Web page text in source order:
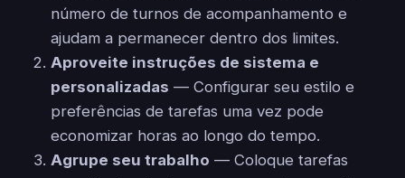
número de turnos de acompanhamento e
ajudam a permanecer dentro dos limites.
Aproveite instruções de sistema e
personalizadas — Configurar seu estilo e
preferências de tarefas uma vez pode
economizar horas ao longo do tempo.
Agrupe seu trabalho — Coloque tarefas